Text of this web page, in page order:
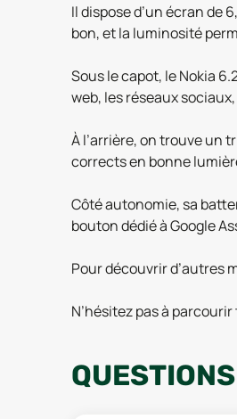
Il dispose d’un écran de
bon, et la luminosité
Sous le capot, le Nokia
web, les réseaux
À l’arrière, on trouve un
corrects en bonne
Côté autonomie, sa
bouton dédié à Google
Pour découvrir d’autres
N’hésitez pas à
QUESTIONS